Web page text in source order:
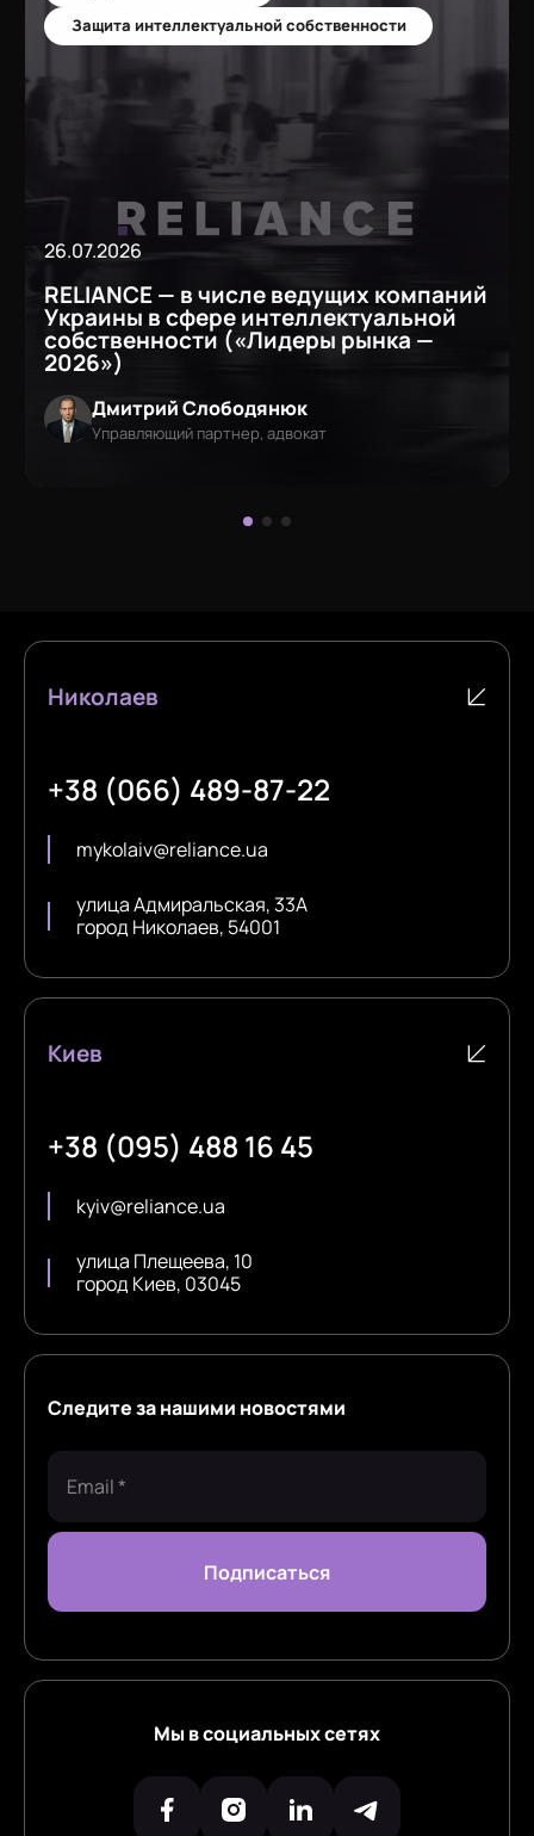
Защита интеллектуальной собственности
26.07.2026
RELIANCE — в числе ведущих компаний
Украины в сфере интеллектуальной
собственности («Лидеры рынка —
2026»)
Дмитрий Слободянюк
Управляющий партнер, адвокат
Николаев
+38 (066) 489-87-22
mykolaiv@reliance.ua
улица Адмиральская, 33А
город Николаев, 54001
Киев
+38 (095) 488 16 45
kyiv@reliance.ua
улица Плещеева, 10
город Киев, 03045
Следите за нашими новостями
Мы в социальных сетях